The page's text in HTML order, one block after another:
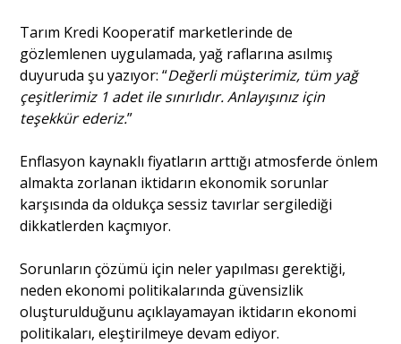
Yazarlar
Eğitim
Dosya Haber
Sağlık
Tarım Kredi Kooperatif marketlerinde de
gözlemlenen uygulamada, yağ raflarına asılmış
duyuruda şu yazıyor: “Değerli müşterimiz, tüm yağ
çeşitlerimiz 1 adet ile sınırlıdır. Anlayışınız için
teşekkür ederiz.”
Enflasyon kaynaklı fiyatların arttığı atmosferde önlem
almakta zorlanan iktidarın ekonomik sorunlar
karşısında da oldukça sessiz tavırlar sergilediği
dikkatlerden kaçmıyor.
Sorunların çözümü için neler yapılması gerektiği,
neden ekonomi politikalarında güvensizlik
oluşturulduğunu açıklayamayan iktidarın ekonomi
politikaları, eleştirilmeye devam ediyor.